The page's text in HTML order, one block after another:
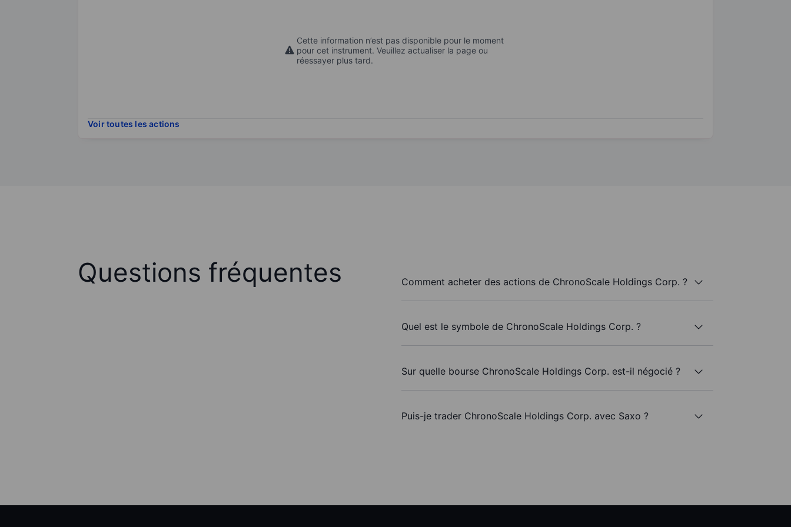
Cette information n’est pas disponible pour le moment
pour cet instrument. Veuillez actualiser la page ou
réessayer plus tard.
Voir toutes les actions
Questions fréquentes Comment acheter des actions de ChronoScale Holdings Corp. ?
Quel est le symbole de ChronoScale Holdings Corp. ?
Sur quelle bourse ChronoScale Holdings Corp. est-il négocié ?
Puis-je trader ChronoScale Holdings Corp. avec Saxo ?